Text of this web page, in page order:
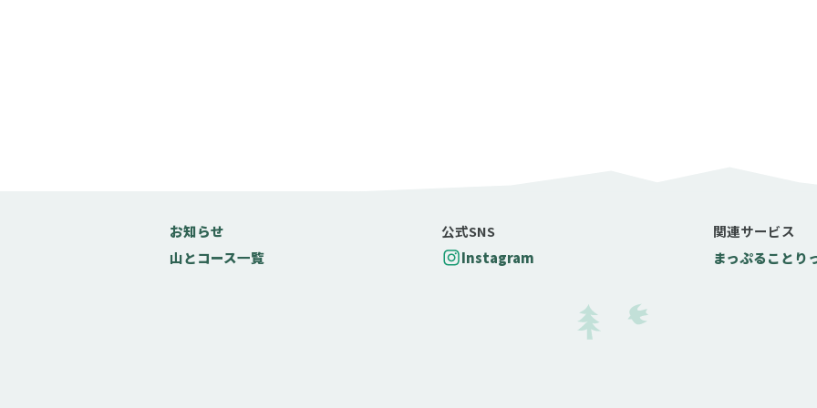
お知らせ
山とコース一覧
公式SNS
Instagram
関連サービス
まっぷることり